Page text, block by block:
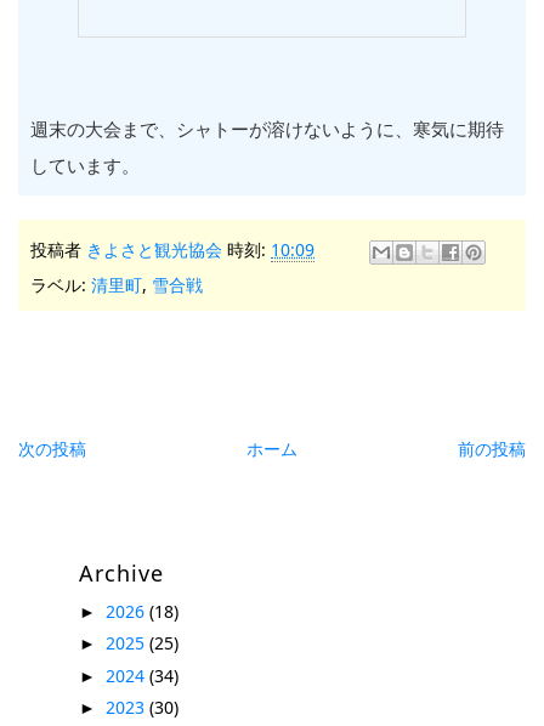
週末の大会まで、シャトーが溶けないように、寒気に期待
しています。
投稿者 きよさと観光協会 時刻: 10:09
ラベル: 清里町, 雪合戦
次の投稿 前の投稿
ホーム
Archive
► 2026 (18)
► 2025 (25)
► 2024 (34)
► 2023 (30)